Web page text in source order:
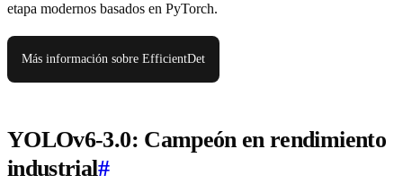
etapa modernos basados en PyTorch.
Más información sobre EfficientDet
YOLOv6-3.0: Campeón en rendimiento
industrial#